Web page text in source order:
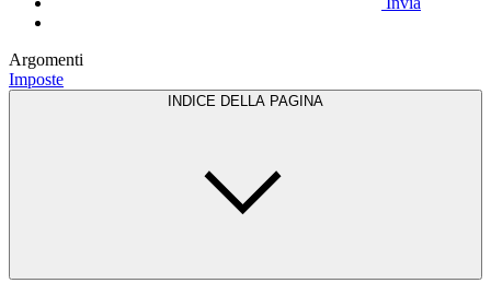
Argomenti
Imposte
INDICE DELLA PAGINA